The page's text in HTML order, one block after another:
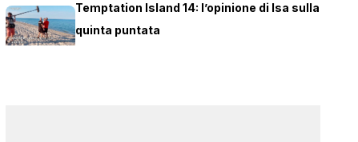
Temptation Island 14: l’opinione di Isa sulla
quinta puntata